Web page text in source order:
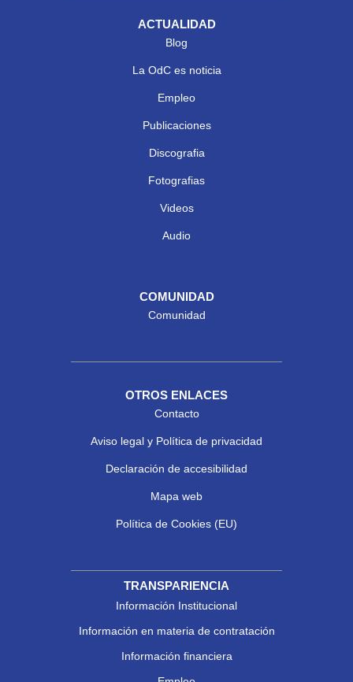
ACTUALIDAD
Blog
La OdC es noticia
Empleo
Publicaciones
Discografia
Fotografias
Videos
Audio
COMUNIDAD
Comunidad
OTROS ENLACES
Contacto
Aviso legal y Política de privacidad
Declaración de accesibilidad
Mapa web
Política de Cookies (EU)
TRANSPARIENCIA
Información Institucional
Información en materia de contratación
Información financiera